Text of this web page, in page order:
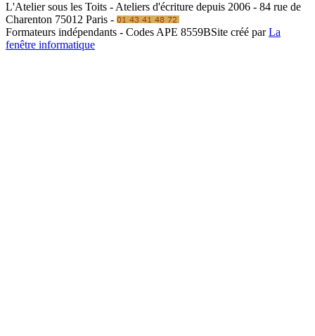
L'Atelier sous les Toits - Ateliers d'écriture depuis 2006 - 84 rue de
Charenton 75012 Paris -
Formateurs indépendants - Codes APE 8559BSite créé parLa
fenêtre informatique